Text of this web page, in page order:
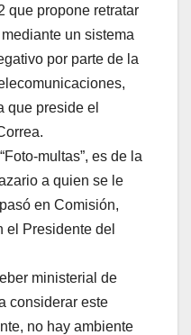
que propone retratar
un sistema
por parte de la
que preside el
multas”, es de la
a quien se le
en Comisión,
el Presidente del
ministerial de
considerar este
no hay ambiente